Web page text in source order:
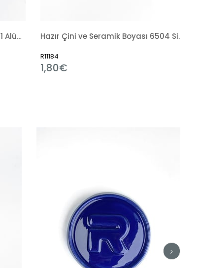
Hazır Çini ve Seramik Boyası 6504 Siyah Tahrir Sırlama Fırçası